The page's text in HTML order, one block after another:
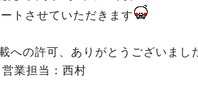
トさせていただきます
への許可、ありがとうございまし
営業担当：西村